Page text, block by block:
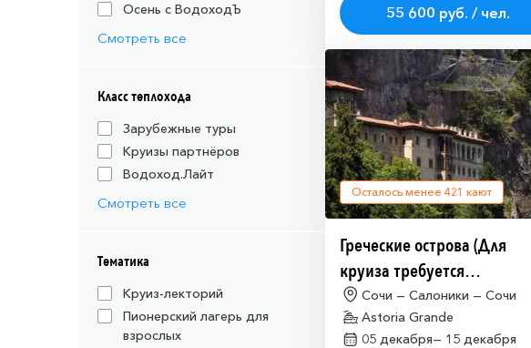
Осень с ВодоходЪ
Смотреть все
Класс теплохода
Зарубежные туры
Круизы партнёров
Водоход.Лайт
Смотреть все
Тематика
Круиз-лекторий
Пионерский лагерь для
взрослых
55 600 руб. / чел.
Осталось менее 421 кают
Греческие острова (Для
круиза требуется
действующая многократная
шенгенская виза)
Сочи — Салоники — Сочи
Astoria Grande
05 декабря— 15 декабря